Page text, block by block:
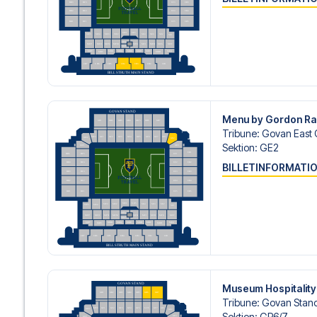
gøre.
Vi tilbyder fodboldpakker til Rangers både med og
du ønsker dette.
Hvis du derimod vælger en af vores komplette pakker
om check-in procedurer og flydetaljer sammen med
og fokusere på at nyde fodboldoplevelsen.
Sikker booking og personlig service
Din sikkerhed og oplevelse er vores højeste prioritet.
din fodboldpakke og står klar med personlig service
eller her , hvis du har brug for hjælp til at bestille rejsen.
Er du klar til at rejse til Glasgow og opleve stjernerne fra
og lad os hjælpe dig med at realisere din drøm om en
Menu by Gordon
Tribune: Govan East
Sektion: GE2
Museum Hospitality
Tribune: Govan